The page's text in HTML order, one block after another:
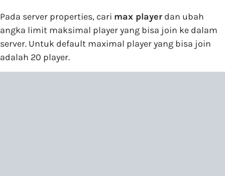
Pada server properties, cari max player dan ubah
angka limit maksimal player yang bisa join ke dalam
server. Untuk default maximal player yang bisa join
adalah 20 player.